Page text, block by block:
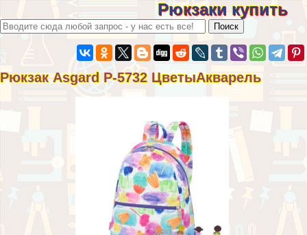
Рюкзаки купить
Рюкзак Asgard Р-5732 ЦветыАкварель